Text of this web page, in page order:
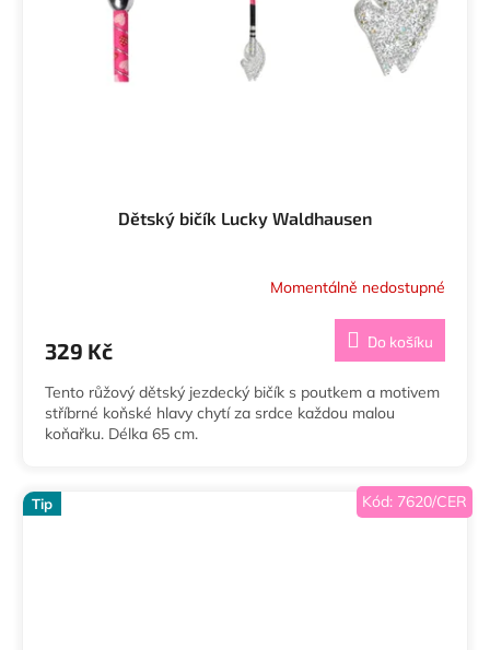
Dětský bičík Lucky Waldhausen
Momentálně nedostupné
329 Kč Do košíku
Tento růžový dětský jezdecký bičík s poutkem a motivem
stříbrné koňské hlavy chytí za srdce každou malou
koňařku. Délka 65 cm.
Tip Kód: 7620/CER